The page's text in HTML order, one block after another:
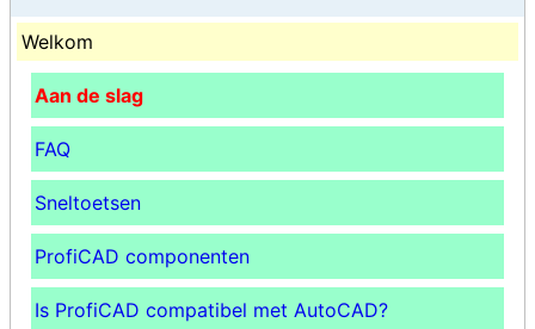
Welkom
Aan de slag
FAQ
Sneltoetsen
ProfiCAD componenten
Is ProfiCAD compatibel met AutoCAD?